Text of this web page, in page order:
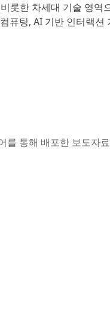
롯한 차세대 기술 영역
퓨팅, AI 기반 인터랙
를 통해 배포한 보도자